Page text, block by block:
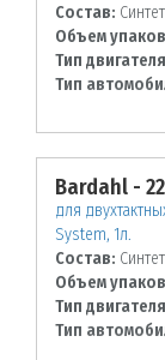
Состав:
Объем
Тип
Тип
Bardahl -
для
System, 1л.
Состав:
Объем
Тип
Тип